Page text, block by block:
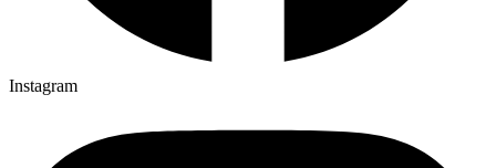
Instagram